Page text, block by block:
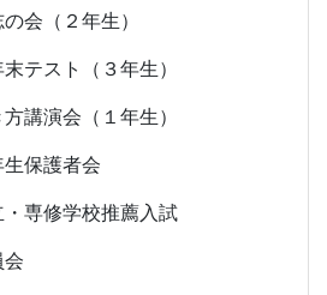
会（２年生）
テスト（３年生）
講演会（１年生）
保護者会
専修学校推薦入試